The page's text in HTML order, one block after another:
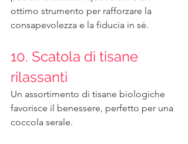
ottimo strumento per rafforzare la
consapevolezza e la fiducia in sé.
10. Scatola di tisane
rilassanti
Un assortimento di tisane biologiche
favorisce il benessere, perfetto per una
coccola serale.